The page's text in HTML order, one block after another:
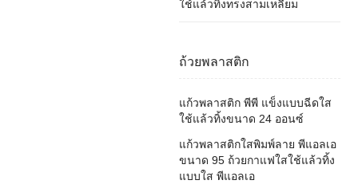
ใช้แล้วทิ้งทรงสามเหลี่ยม
ถ้วยพลาสติก
แก้วพลาสติก พีพี แข็งแบบฉีดใส
ใช้แล้วทิ้งขนาด 24 ออนซ์
แก้วพลาสติกใสพิมพ์ลาย พีแอลเอ
ขนาด 95 ถ้วยกาแฟใสใช้แล้วทิ้ง
แบบใส พีแอลเอ